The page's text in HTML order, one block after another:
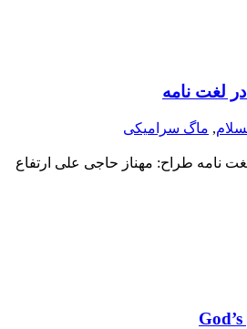
لغت نامه
, ماگ سرامیکی
نامه طراح: مهناز حاجی علی ارتفاع